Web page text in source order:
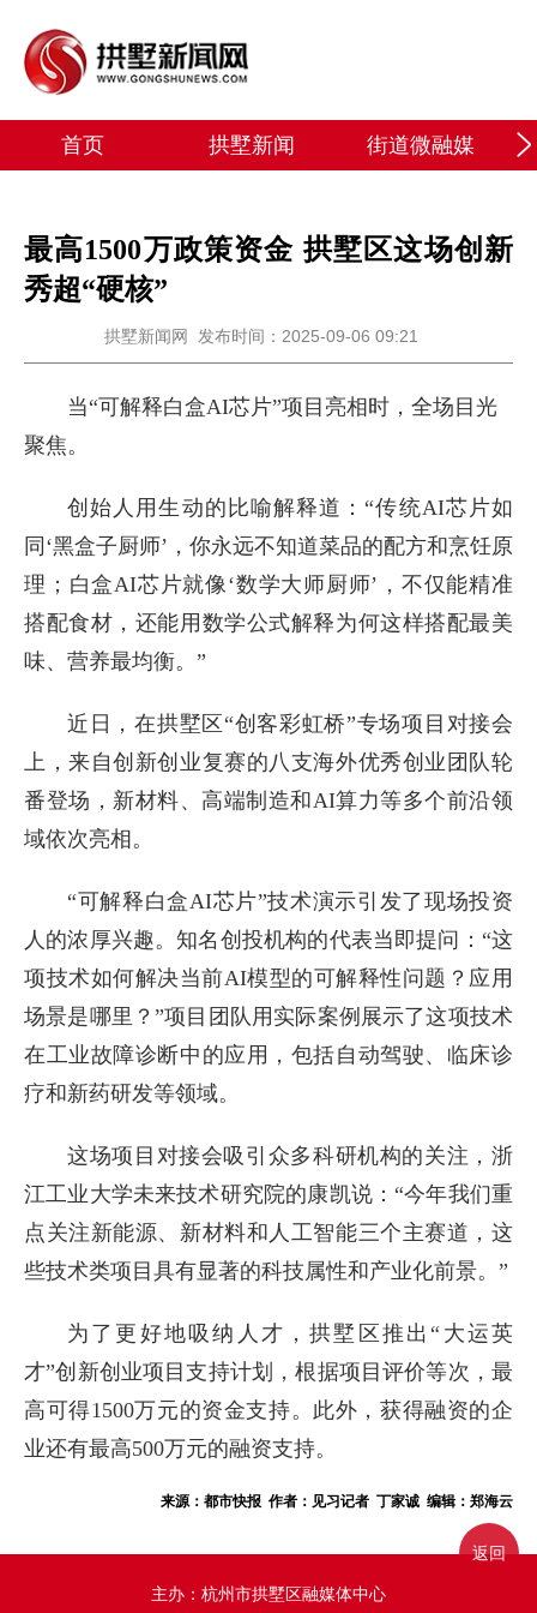
首页 拱墅新闻 街道微融媒
最高1500万政策资金 拱墅区这场创新
秀超“硬核”
拱墅新闻网 发布时间：2025-09-06 09:21
当“可解释白盒AI芯片”项目亮相时，全场目光
聚焦。
创始人用生动的比喻解释道：“传统AI芯片如
同‘黑盒子厨师’，你永远不知道菜品的配方和烹饪原
理；白盒AI芯片就像‘数学大师厨师’，不仅能精准
搭配食材，还能用数学公式解释为何这样搭配最美
味、营养最均衡。”
近日，在拱墅区“创客彩虹桥”专场项目对接会
上，来自创新创业复赛的八支海外优秀创业团队轮
番登场，新材料、高端制造和AI算力等多个前沿领
域依次亮相。
“可解释白盒AI芯片”技术演示引发了现场投资
人的浓厚兴趣。知名创投机构的代表当即提问：“这
项技术如何解决当前AI模型的可解释性问题？应用
场景是哪里？”项目团队用实际案例展示了这项技术
在工业故障诊断中的应用，包括自动驾驶、临床诊
疗和新药研发等领域。
这场项目对接会吸引众多科研机构的关注，浙
江工业大学未来技术研究院的康凯说：“今年我们重
点关注新能源、新材料和人工智能三个主赛道，这
些技术类项目具有显著的科技属性和产业化前景。”
为了更好地吸纳人才，拱墅区推出“大运英
才”创新创业项目支持计划，根据项目评价等次，最
高可得1500万元的资金支持。此外，获得融资的企
业还有最高500万元的融资支持。
来源：都市快报 作者：见习记者 丁家诚 编辑：郑海云
主办：杭州市拱墅区融媒体中心
返回